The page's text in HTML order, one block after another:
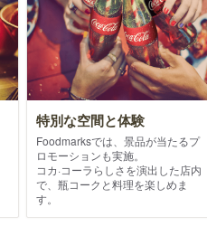
特別な空間と体験
Foodmarksでは、景品が当たるプ
ロモーションも実施。
コカ·コーラらしさを演出した店内
で、瓶コークと料理を楽しめま
す。